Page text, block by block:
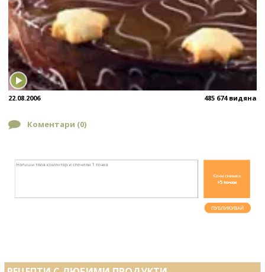
22.08.2006 485 674 видяна
Коментари (0)